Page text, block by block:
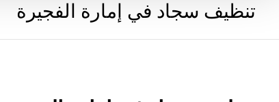
تنظيف سجاد في إمارة الفجيرة